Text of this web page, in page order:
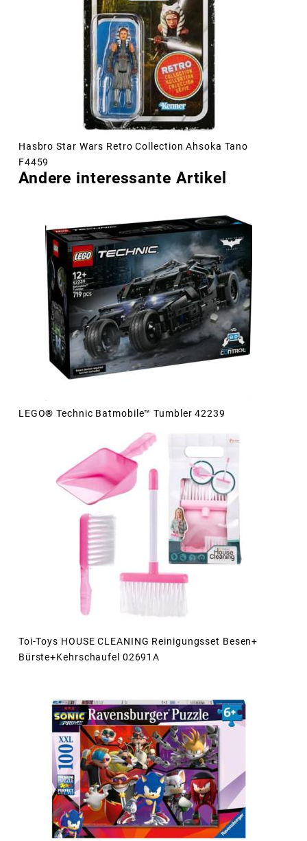
Hasbro Star Wars Retro Collection Ahsoka Tano
F4459
Andere interessante Artikel
LEGO® Technic Batmobile™ Tumbler 42239
Toi-Toys HOUSE CLEANING Reinigungsset Besen+
Bürste+Kehrschaufel 02691A